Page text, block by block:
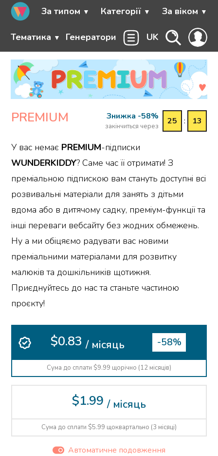
За типом Категорії За віком
Тематика Генератори UK
PREMIUM Знижка -58%
закінчиться через
25 : 13
У вас немає PREMIUM-підписки
WUNDERKIDDY? Саме час її отримати! З
преміальною підпискою вам стануть доступні всі
розвивальні матеріали для занять з дітьми
вдома або в дитячому садку, преміум-функції та
інші переваги вебсайту без жодних обмежень.
Ну а ми обіцяємо радувати вас новими
преміальними матеріалами для розвитку
малюків та дошкільників щотижня.
Приєднуйтесь до нас та станьте частиною
проєкту!
$0.83 / місяць -58%
Сума до сплати $9.99 щорічно (12 місяців)
$1.99 / місяць
Сума до сплати $5.99 щоквартально (3 місяці)
Автоматичне подовження